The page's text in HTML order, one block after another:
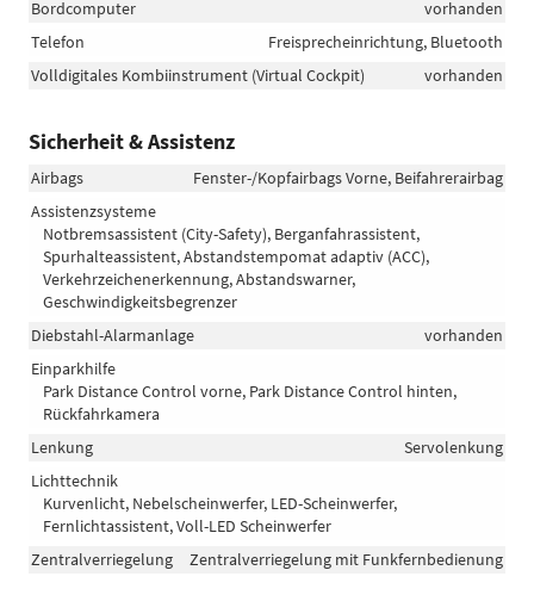
Bordcomputer
vorhanden
Telefon
Freisprecheinrichtung, Bluetooth
Volldigitales Kombiinstrument (Virtual Cockpit)
vorhanden
Sicherheit & Assistenz
Airbags
Fenster-/Kopfairbags Vorne, Beifahrerairbag
Assistenzsysteme
Notbremsassistent (City-Safety), Berganfahrassistent,
Spurhalteassistent, Abstandstempomat adaptiv (ACC),
Verkehrzeichenerkennung, Abstandswarner,
Geschwindigkeitsbegrenzer
Diebstahl-Alarmanlage
vorhanden
Einparkhilfe
Park Distance Control vorne, Park Distance Control hinten,
Rückfahrkamera
Lenkung
Servolenkung
Lichttechnik
Kurvenlicht, Nebelscheinwerfer, LED-Scheinwerfer,
Fernlichtassistent, Voll-LED Scheinwerfer
Zentralverriegelung
Zentralverriegelung mit Funkfernbedienung